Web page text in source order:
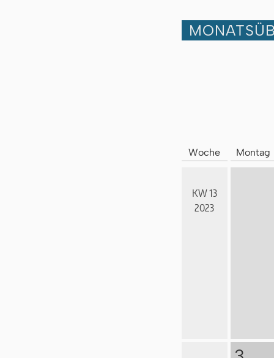
Woche Montag
KW 13
2023